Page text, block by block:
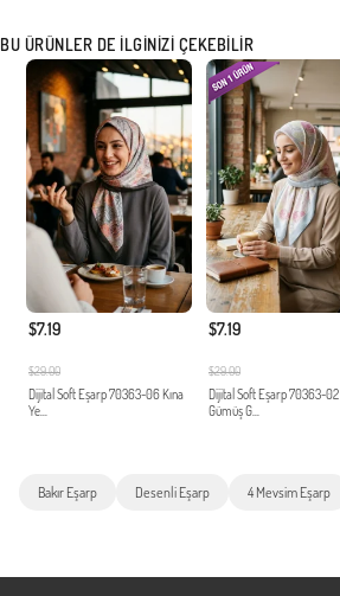
BU ÜRÜNLER DE İLGINIZI ÇEKEBILIR
$7.19
$29.00
Dijital Soft Eşarp 70363-06 Kına
Ye...
$7.19
$29.00
Dijital Soft Eşarp 70363-02
Gümüş G...
Bakır Eşarp Desenli Eşarp 4 Mevsim Eşarp